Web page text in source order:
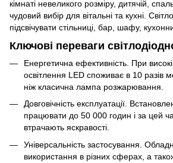
кімнаті невеликого розміру, дитячій,
чудовий вибір для вітальні та кухні.
підсвічувати стільниці, бар, шафу,
Ключові переваги
Енергетична ефективність. При
освітлення LED споживає в 10 разів
ніж класична лампа розжарювання.
Довговічність експлуатації.
працювати до 50 000 годин і за цей
втрачають яскравості.
Універсальність застосування.
використання в різних сферах, а